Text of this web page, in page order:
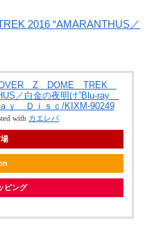
2016 “AMARANTHUS／
Z DOME TREK
／白金の夜明け”Blu-ray
ｙ Ｄｉｓｃ/KIXM-90249
with カエレバ
ピング